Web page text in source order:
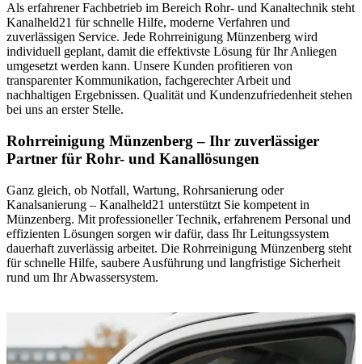
Als erfahrener Fachbetrieb im Bereich Rohr- und Kanaltechnik steht
Kanalheld21 für schnelle Hilfe, moderne Verfahren und
zuverlässigen Service. Jede Rohrreinigung Münzenberg wird
individuell geplant, damit die effektivste Lösung für Ihr Anliegen
umgesetzt werden kann. Unsere Kunden profitieren von
transparenter Kommunikation, fachgerechter Arbeit und
nachhaltigen Ergebnissen. Qualität und Kundenzufriedenheit stehen
bei uns an erster Stelle.
Rohrreinigung Münzenberg – Ihr zuverlässiger
Partner für Rohr- und Kanallösungen
Ganz gleich, ob Notfall, Wartung, Rohrsanierung oder
Kanalsanierung – Kanalheld21 unterstützt Sie kompetent in
Münzenberg. Mit professioneller Technik, erfahrenem Personal und
effizienten Lösungen sorgen wir dafür, dass Ihr Leitungssystem
dauerhaft zuverlässig arbeitet. Die Rohrreinigung Münzenberg steht
für schnelle Hilfe, saubere Ausführung und langfristige Sicherheit
rund um Ihr Abwassersystem.